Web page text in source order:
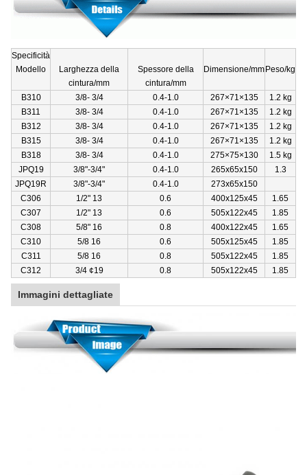
Specificità
Modello
Larghezza della
cintura/mm
Spessore della
cintura/mm
Dimensione/mmPeso/kg
B310 3/8- 3/4 0.4-1.0 267×71×135
1.2 kg
B311
3/8- 3/4 0.4-1.0 267×71×135
1.2 kg
B312
3/8- 3/4 0.4-1.0 267×71×135
1.2 kg
B315
3/8- 3/4 0.4-1.0 267×71×135
1.2 kg
B318
3/8- 3/4 0.4-1.0 275×75×130
1.5 kg
JPQ19
3/8"-3/4" 0.4-1.0 265x65x150
1.3
JPQ19R
3/8"-3/4" 0.4-1.0
273x65x150
C306
1/2" 13 0.6 400x125x45
1.65
C307
1/2" 13 0.6 505x122x45
1.85
C308
5/8" 16 0.8 400x122x45
1.65
C310
5/8 16 0.6 505x125x45
1.85
C311
5/8 16 0.8 505x122x45
1.85
C312
3/4 ¢19 0.8 505x122x45 1.85
Immagini dettagliate